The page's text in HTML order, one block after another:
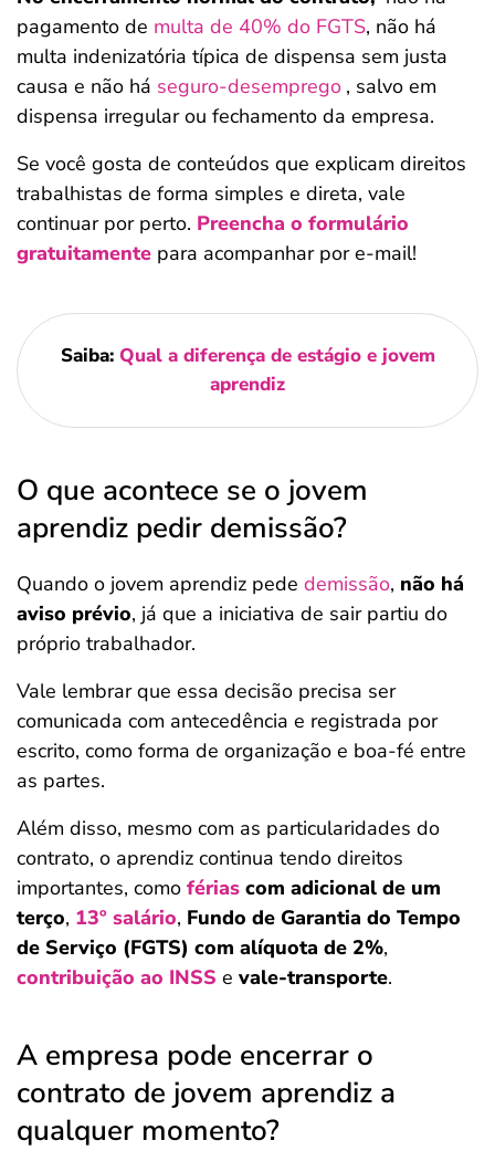
pagamento de multa de 40% do FGTS, não há
multa indenizatória típica de dispensa sem justa
causa e não há seguro-desemprego , salvo em
dispensa irregular ou fechamento da empresa.
Se você gosta de conteúdos que explicam direitos
trabalhistas de forma simples e direta, vale
continuar por perto. Preencha o formulário
gratuitamente para acompanhar por e-mail!
Saiba: Qual a diferença de estágio e jovem
aprendiz
O que acontece se o jovem
aprendiz pedir demissão?
Quando o jovem aprendiz pede demissão, não há
aviso prévio, já que a iniciativa de sair partiu do
próprio trabalhador.
Vale lembrar que essa decisão precisa ser
comunicada com antecedência e registrada por
escrito, como forma de organização e boa-fé entre
as partes.
Além disso, mesmo com as particularidades do
contrato, o aprendiz continua tendo direitos
importantes, como férias com adicional de um
terço, 13º salário, Fundo de Garantia do Tempo
de Serviço (FGTS) com alíquota de 2%,
contribuição ao INSS e vale-transporte.
A empresa pode encerrar o
contrato de jovem aprendiz a
qualquer momento?